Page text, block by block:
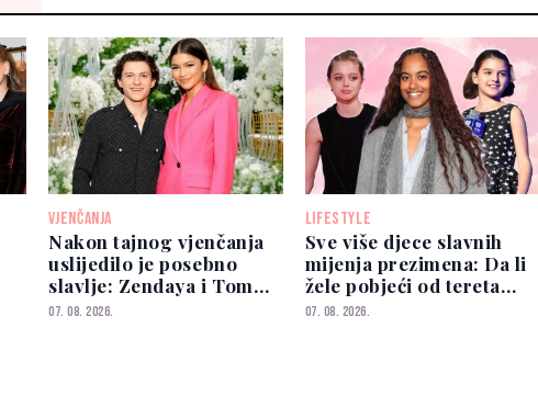
VJENČANJA
Nakon tajnog vjenčanja
uslijedilo je posebno
slavlje: Zendaya i Tom
Holland okupili najbliže
07. 08. 2026.
LIFESTYLE
Sve više djece slavnih
mijenja prezimena: Da li
žele pobjeći od tereta
poznatih roditelja?
07. 08. 2026.